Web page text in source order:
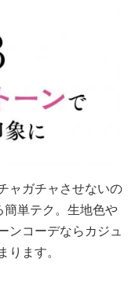
ャガチャさせないの
簡単テク。生地色や
ンコーデならカジュ
ります。